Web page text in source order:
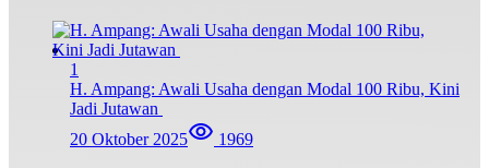
1
H. Ampang: Awali Usaha dengan Modal 100 Ribu, Kini
Jadi Jutawan
20 Oktober 2025
1969